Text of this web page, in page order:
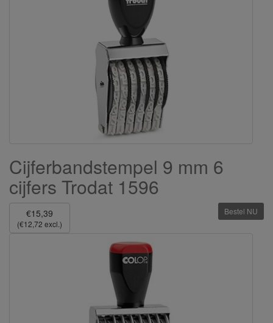
Cijferbandstempel 9 mm 6
cijfers Trodat 1596
€15,39
(€12,72 excl.)
Bestel NU